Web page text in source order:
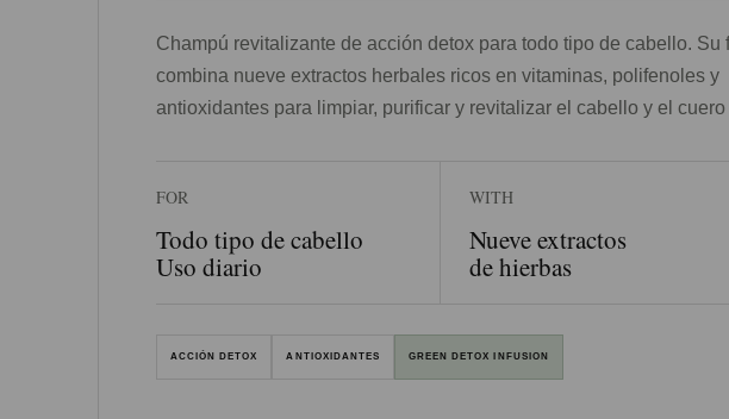
Champú revitalizante de acción detox para todo tipo de cabello. Su
combina nueve extractos herbales ricos en vitaminas, polifenoles y
antioxidantes para limpiar, purificar y revitalizar el cabello y el
FOR
Todo tipo de cabello
Uso diario
WITH
Nueve extractos
de hierbas
ACCIÓN DETOX ANTIOXIDANTES GREEN DETOX INFUSION